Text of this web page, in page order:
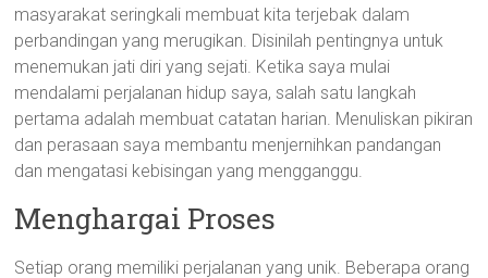
masyarakat seringkali membuat kita terjebak dalam
perbandingan yang merugikan. Disinilah pentingnya untuk
menemukan jati diri yang sejati. Ketika saya mulai
mendalami perjalanan hidup saya, salah satu langkah
pertama adalah membuat catatan harian. Menuliskan pikiran
dan perasaan saya membantu menjernihkan pandangan
dan mengatasi kebisingan yang mengganggu.
Menghargai Proses
Setiap orang memiliki perjalanan yang unik. Beberapa orang